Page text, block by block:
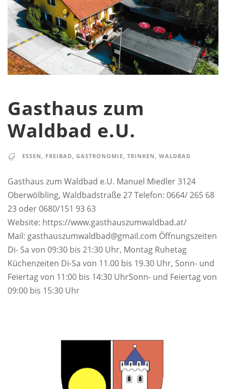
Gasthaus zum
Waldbad e.U.
ESSEN , FREIBAD, GASTRONOMIE, TRINKEN , WALDBAD
Gasthaus zum Waldbad e.U. ​Manuel Miedler 3124
Oberwölbling, Waldbadstraße 27 Telefon: 0664/ 265 68
23 oder 0680/151 93 63​
Website: https://www.gasthauszumwaldbad.at/
Mail: gasthauszumwaldbad@gmail.com ​Öffnungszeiten
Di- Sa von 09:30 bis 21:30 Uhr, Montag Ruhetag
Küchenzeiten Di-Sa von 11.00 bis 19.30 Uhr, Sonn- und
Feiertag von 11:00 bis 14:30 UhrSonn- und Feiertag von
09:00 bis 15:30 Uhr